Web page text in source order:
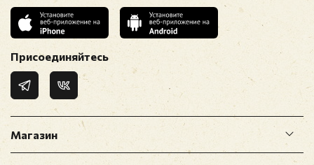
Магазин
Присоединяйтесь